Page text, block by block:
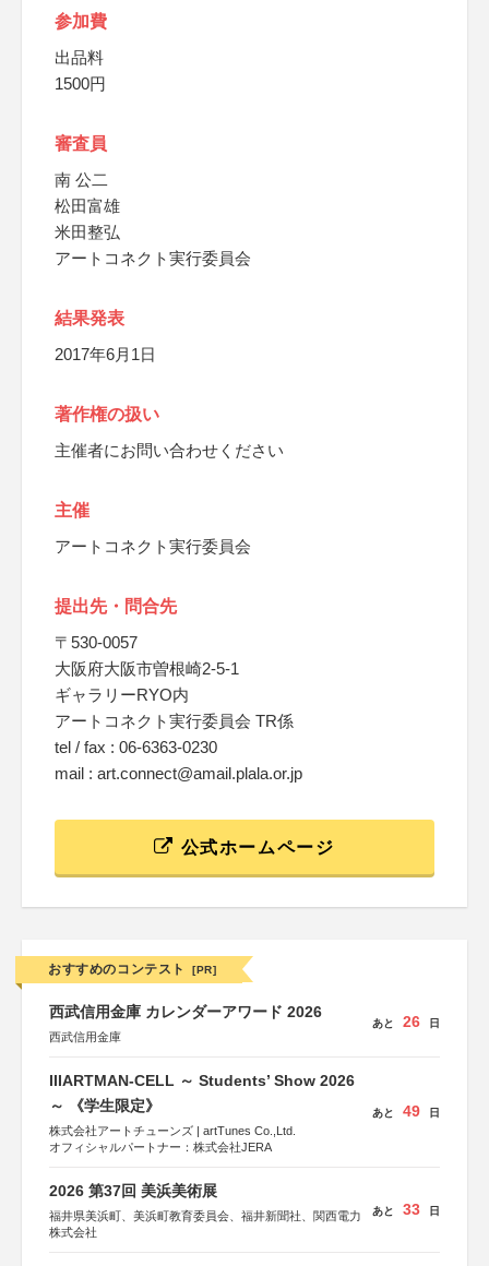
参加費
出品料
1500円
審査員
南 公二
松田富雄
米田整弘
アートコネクト実行委員会
結果発表
2017年6月1日
著作権の扱い
主催者にお問い合わせください
主催
アートコネクト実行委員会
提出先・問合先
〒530-0057
大阪府大阪市曽根崎2-5-1
ギャラリーRYO内
アートコネクト実行委員会 TR係
tel / fax : 06-6363-0230
mail : art.connect@amail.plala.or.jp
公式ホームページ
おすすめのコンテスト [PR]
西武信用金庫 カレンダーアワード 2026
西武信用金庫
あと 26 日
IIIARTMAN-CELL ～ Students’ Show 2026
～ 《学生限定》
株式会社アートチューンズ | artTunes Co.,Ltd.
オフィシャルパートナー：株式会社JERA
あと 49 日
2026 第37回 美浜美術展
福井県美浜町、美浜町教育委員会、福井新聞社、関西電力
株式会社
あと 33 日